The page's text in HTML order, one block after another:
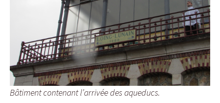
Bâtiment contenant l’arrivée des aqueducs.